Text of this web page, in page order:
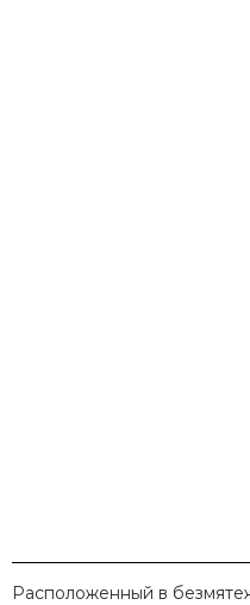
Расположенный в